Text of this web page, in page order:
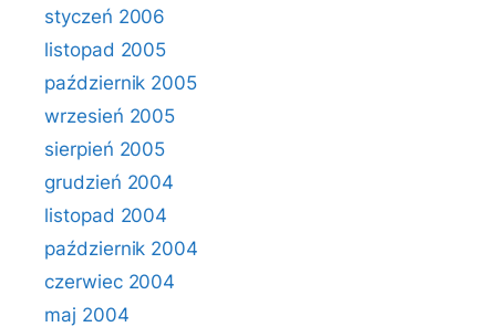
styczeń 2006
listopad 2005
październik 2005
wrzesień 2005
sierpień 2005
grudzień 2004
listopad 2004
październik 2004
czerwiec 2004
maj 2004